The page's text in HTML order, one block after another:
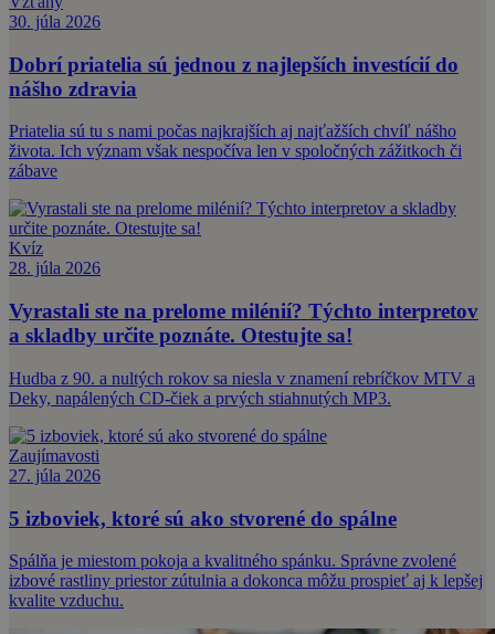
30. júla 2026
Dobrí priatelia sú jednou z najlepších investícií do
nášho zdravia
Priatelia sú tu s nami počas najkrajších aj najťažších chvíľ nášho
života. Ich význam však nespočíva len v spoločných zážitkoch či
zábave
Kvíz
28. júla 2026
Vyrastali ste na prelome milénií? Týchto interpretov
a skladby určite poznáte. Otestujte sa!
Hudba z 90. a nultých rokov sa niesla v znamení rebríčkov MTV a
Deky, napálených CD-čiek a prvých stiahnutých MP3.
Zaujímavosti
27. júla 2026
5 izboviek, ktoré sú ako stvorené do spálne
Spálňa je miestom pokoja a kvalitného spánku. Správne zvolené
izbové rastliny priestor zútulnia a dokonca môžu prospieť aj k lepšej
kvalite vzduchu.